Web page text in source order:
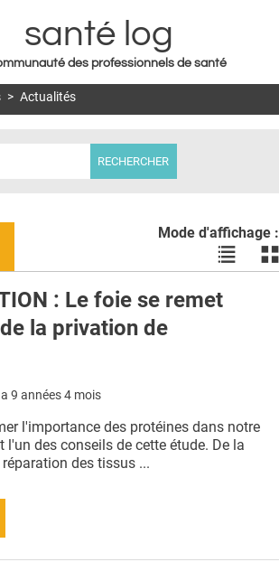
Jump to navigation
santé log
des professionnels de santé
> Actualités
Mode d'affichage :
Voir
les
en
les
: Le foie se remet
la privation de
9 années 4 mois
l'importance des protéines dans notre
l'un des conseils de cette étude. De la
des tissus ...